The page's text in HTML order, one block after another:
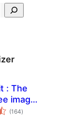
: The
image
and
(164གདེང་
འཇོག་
)